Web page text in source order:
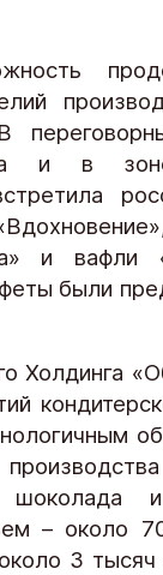
и в
и вафли
были
Холдинга
– около
3 тысяч